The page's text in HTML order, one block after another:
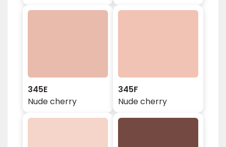
345E
Nude cherry
345F
Nude cherry